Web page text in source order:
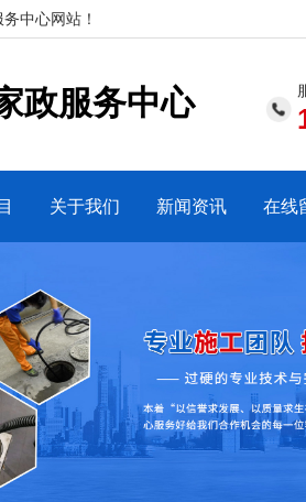
中心网站！
政服务中心
关于我们 新闻资讯 在线